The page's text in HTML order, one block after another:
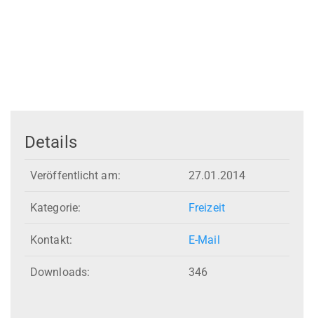
Details
Veröffentlicht am: 27.01.2014
Kategorie: Freizeit
Kontakt: E-Mail
Downloads: 346